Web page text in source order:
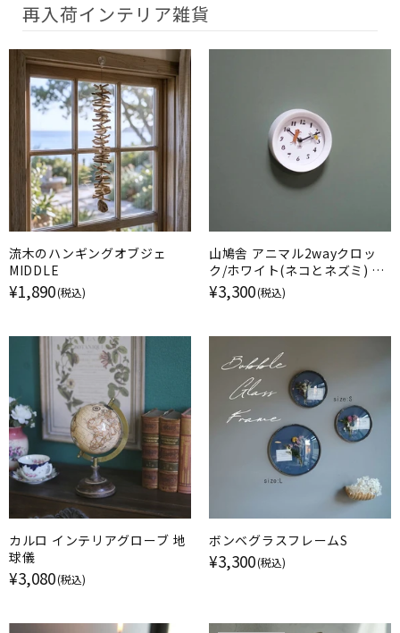
再入荷インテリア雑貨
流木のハンギングオブジェ
MIDDLE
¥1,890(税込)
山鳩舎 アニマル2wayクロッ
ク/ホワイト(ネコとネズミ) 壁
掛け時計
¥3,300(税込)
カルロ インテリアグローブ 地
球儀
¥3,080(税込)
ボンベグラスフレームS
¥3,300(税込)